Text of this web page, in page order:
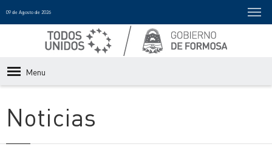
09 de Agosto de 2026
Menu
Noticias